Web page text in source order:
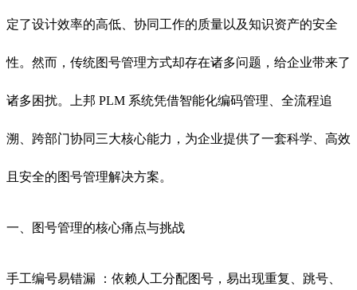
定了设计效率的高低、协同工作的质量以及知识资产的安全
性。然而，传统图号管理方式却存在诸多问题，给企业带来了
诸多困扰。 上邦 PLM 系统凭借智能化编码管理、全流程追
溯、跨部门协同三大核心能力，为企业提供了一套科学、高效
且安全的图号管理解决方案。
一、图号管理的核心痛点与挑战
手工编号易错漏 ：依赖人工分配图号，易出现重复、跳号、